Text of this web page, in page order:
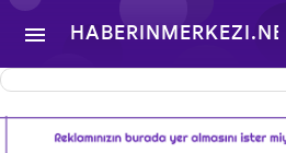
 HABERINMERKEZI.NET
- TÜRKIYE VE DÜNYA